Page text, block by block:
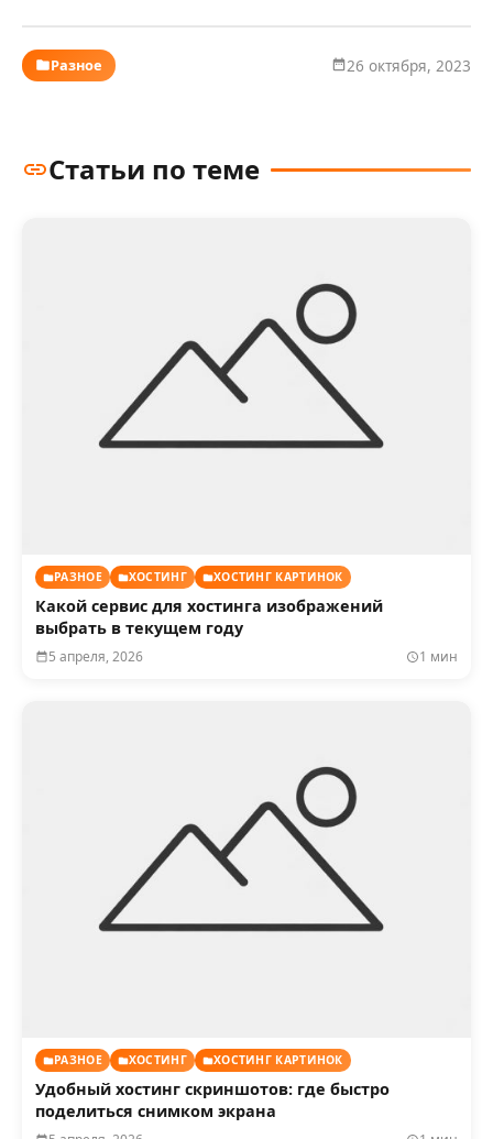
Разное 26 октября, 2023
Статьи по теме
РАЗНОЕ ХОСТИНГ ХОСТИНГ КАРТИНОК
Какой сервис для хостинга изображений
выбрать в текущем году
5 апреля, 2026 1 мин
РАЗНОЕ ХОСТИНГ ХОСТИНГ КАРТИНОК
Удобный хостинг скриншотов: где быстро
поделиться снимком экрана